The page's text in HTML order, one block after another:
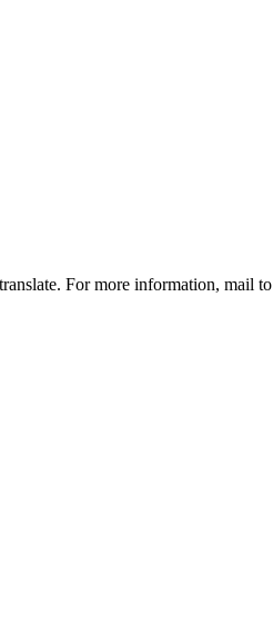
For more information, mail to